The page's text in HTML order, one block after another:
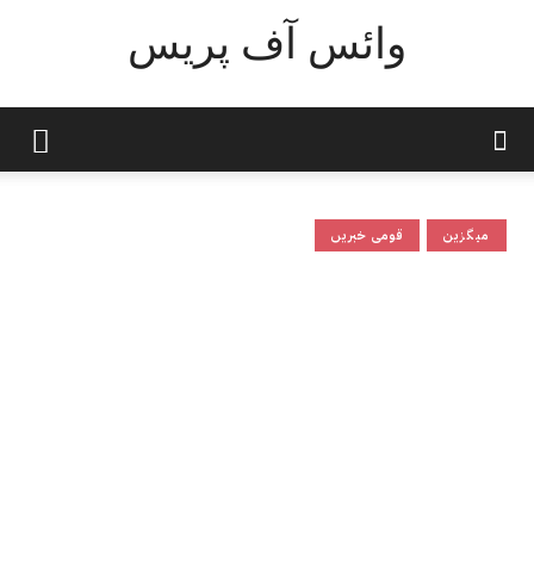
وائس آف پریس
قومی خبریں میگزین